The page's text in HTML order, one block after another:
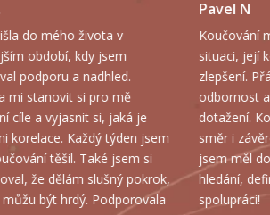
mi pomohlo ujasnit si mou
kořeny a najít možnosti
Přátelská atmosféra,
a pečlivost, otevřenost,
Koučování mělo strukturu,
shrnutí. Zároveň
dost času na přemýšlení,
Jsem rád za
Katy Č.
S Dankou
důvěřovat a
meditaci
světelné
pod
přivolat
za které
se mi se
jsem